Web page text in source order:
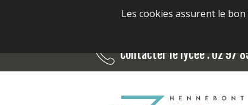
Les cookies assurent le
Contacter le lycée : 02 97